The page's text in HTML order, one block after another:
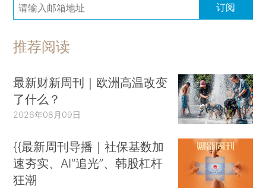
查看精华内容的完整版，解锁海量金融数据、
通。（移动端用户点
订阅
推荐阅读
最新财新周刊｜欧洲高温改变
了什么？
2026年08月09日
{{最新周刊导播｜社保基数加
速夯实、AI“追光”、韩股杠杆
狂潮